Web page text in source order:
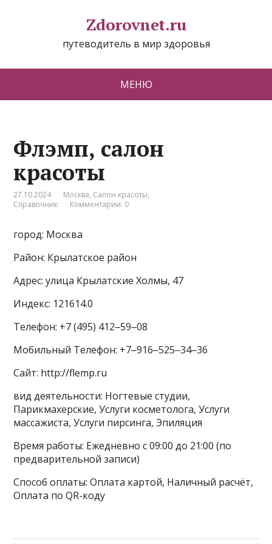
Zdorovnet.ru
путеводитель в мир здоровья
МЕНЮ
Флэмп, салон
красоты
27.10.2024 Москва, Салон красоты,
Справочник
Комментарии: 0
город: Москва
Район: Крылатское район
Адрес: улица Крылатские Холмы, 47
Индекс: 121614.0
Телефон: +7 (495) 412‒59‒08
Мобильный Телефон: +7‒916‒525‒34‒36
Сайт: http://flemp.ru
вид деятельности: Ногтевые студии,
Парикмахерские, Услуги косметолога, Услуги
массажиста, Услуги пирсинга, Эпиляция
Время работы: Ежедневно с 09:00 до 21:00 (по
предварительной записи)
Способ оплаты: Оплата картой, Наличный расчёт,
Оплата по QR-коду